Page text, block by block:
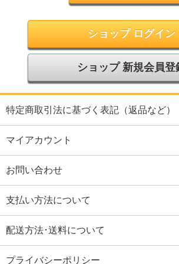
ショップ ログイン
ショップ 新規会員登
特定商取引法に基づく表記（返品など）
マイアカウント
お問い合わせ
支払い方法について
配送方法･送料について
プライバシーポリシー